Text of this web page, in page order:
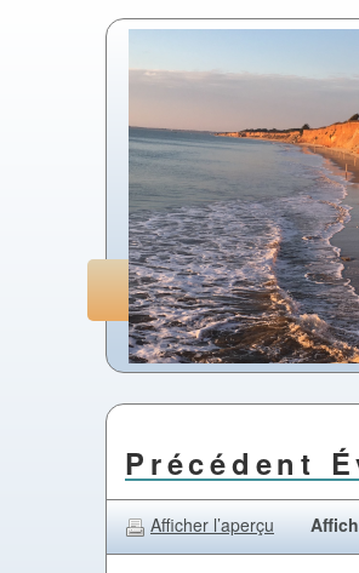
Précédent
Afficher l’aperçu